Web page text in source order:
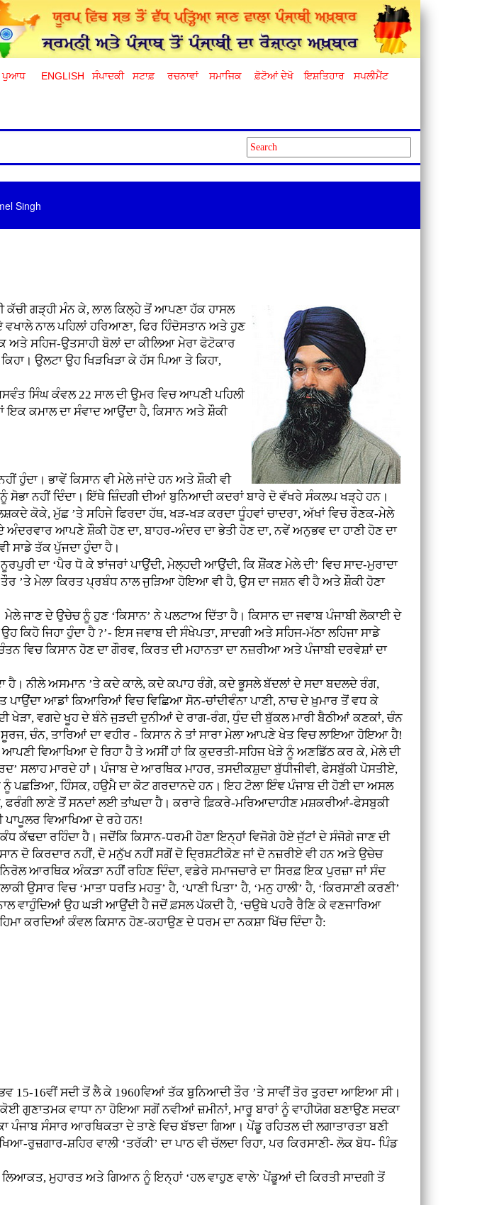
ਪੁਆਧ ENGLISH ਸੰਪਾਦਕੀ ਸਟਾਫ਼ ਰਚਨਾਵਾਂ ਸਮਾਜਿਕ ਫ਼ੋਟੋਆਂ ਦੇਖੋ ਇਸ਼ਤਿਹਾਰ ਸਪਲੀਮੈਂਟ
Singh
ਕੱਚੀ ਗੜ੍ਹੀ ਮੰਨ ਕੇ, ਲਾਲ ਕਿਲ੍ਹੇ ਤੋਂ ਆਪਣਾ ਹੱਕ ਹਾਸਲ
ਨਾਲ ਪਹਿਲਾਂ ਹਰਿਆਣਾ, ਫਿਰ ਹਿੰਦੋਸਤਾਨ ਅਤੇ ਹੁਣ
ਅਤੇ ਸਹਿਜ-ਉਤਸਾਹੀ ਬੋਲਾਂ ਦਾ ਕੀਲਿਆ ਮੇਰਾ ਫੋਟੋਕਾਰ
ਉਲਟਾ ਉਹ ਖਿੜਖਿੜਾ ਕੇ ਹੱਸ ਪਿਆ ਤੇ ਕਿਹਾ,
ਸਿੰਘ ਕੰਵਲ 22 ਸਾਲ ਦੀ ਉਮਰ ਵਿਚ ਆਪਣੀ ਪਹਿਲੀ
ਇਕ ਕਮਾਲ ਦਾ ਸੰਵਾਦ ਆਉਂਦਾ ਹੈ, ਕਿਸਾਨ ਅਤੇ ਸ਼ੌਕੀ
ਹੁੰਦਾ। ਭਾਵੇਂ ਕਿਸਾਨ ਵੀ ਮੇਲੇ ਜਾਂਦੇ ਹਨ ਅਤੇ ਸ਼ੌਕੀ ਵੀ
ਸੋਭਾ ਨਹੀਂ ਦਿੰਦਾ। ਇੱਥੇ ਜ਼ਿੰਦਗੀ ਦੀਆਂ ਬੁਨਿਆਦੀ ਕਦਰਾਂ ਬਾਰੇ ਦੋ ਵੱਖਰੇ ਸੰਕਲਪ ਖੜ੍ਹੇ ਹਨ।
ਕੋਕੇ, ਮੁੱਛ ’ਤੇ ਸਹਿਜੇ ਫਿਰਦਾ ਹੱਥ, ਖੜ-ਖੜ ਕਰਦਾ ਧੂੰਹਵਾਂ ਚਾਦਰਾ, ਅੱਖਾਂ ਵਿਚ ਰੌਣਕ-ਮੇਲੇ
ਅੰਦਰਵਾਰ ਆਪਣੇ ਸ਼ੌਕੀ ਹੋਣ ਦਾ, ਬਾਹਰ-ਅੰਦਰ ਦਾ ਭੇਤੀ ਹੋਣ ਦਾ, ਨਵੇਂ ਅਨੁਭਵ ਦਾ ਹਾਣੀ ਹੋਣ ਦਾ
ਸਾਡੇ ਤੱਕ ਪੁੱਜਦਾ ਹੁੰਦਾ ਹੈ।
ਦਾ ‘ਪੈਰ ਧੋ ਕੇ ਝਾਂਜਰਾਂ ਪਾਉਂਦੀ, ਮੇਲ੍ਹਦੀ ਆਉਂਦੀ, ਕਿ ਸ਼ੌਂਕਣ ਮੇਲੇ ਦੀ’ ਵਿਚ ਸਾਦ-ਮੁਰਾਦਾ
’ਤੇ ਮੇਲਾ ਕਿਰਤ ਪ੍ਰਬੰਧ ਨਾਲ ਜੁੜਿਆ ਹੋਇਆ ਵੀ ਹੈ, ਉਸ ਦਾ ਜਸ਼ਨ ਵੀ ਹੈ ਅਤੇ ਸ਼ੌਕੀ ਹੋਣਾ
ਜਾਣ ਦੇ ਉਚੇਚ ਨੂੰ ਹੁਣ ‘ਕਿਸਾਨ’ ਨੇ ਪਲਟਾਅ ਦਿੱਤਾ ਹੈ। ਕਿਸਾਨ ਦਾ ਜਵਾਬ ਪੰਜਾਬੀ ਲੋਕਾਈ ਦੇ
ਜਿਹਾ ਹੁੰਦਾ ਹੈ ?’- ਇਸ ਜਵਾਬ ਦੀ ਸੰਖੇਪਤਾ, ਸਾਦਗੀ ਅਤੇ ਸਹਿਜ-ਮੱਠਾ ਲਹਿਜਾ ਸਾਡੇ
ਵਿਚ ਕਿਸਾਨ ਹੋਣ ਦਾ ਗੌਰਵ, ਕਿਰਤ ਦੀ ਮਹਾਨਤਾ ਦਾ ਨਜ਼ਰੀਆ ਅਤੇ ਪੰਜਾਬੀ ਦਰਵੇਸ਼ਾਂ ਦਾ
ਨੀਲੇ ਅਸਮਾਨ ’ਤੇ ਕਦੇ ਕਾਲੇ, ਕਦੇ ਕਪਾਹ ਰੰਗੇ, ਕਦੇ ਭੂਸਲੇ ਬੱਦਲਾਂ ਦੇ ਸਦਾ ਬਦਲਦੇ ਰੰਗ,
ਆਡਾਂ ਕਿਆਰਿਆਂ ਵਿਚ ਵਿਛਿਆ ਸੋਨ-ਚਾਂਦੀਵੰਨਾ ਪਾਣੀ, ਨਾਚ ਦੇ ਖ਼ੁਮਾਰ ਤੋਂ ਵਧ ਕੇ
ਵਗਦੇ ਖੂਹ ਦੇ ਬੰਨੇ ਜੁੜਦੀ ਦੁਨੀਆਂ ਦੇ ਰਾਗ-ਰੰਗ, ਧੁੰਦ ਦੀ ਬੁੱਕਲ ਮਾਰੀ ਬੈਠੀਆਂ ਕਣਕਾਂ, ਚੰਨ
ਚੰਨ, ਤਾਰਿਆਂ ਦਾ ਵਹੀਰ - ਕਿਸਾਨ ਨੇ ਤਾਂ ਸਾਰਾ ਮੇਲਾ ਆਪਣੇ ਖੇਤ ਵਿਚ ਲਾਇਆ ਹੋਇਆ ਹੈ!
ਵਿਆਖਿਆ ਦੇ ਰਿਹਾ ਹੈ ਤੇ ਅਸੀਂ ਹਾਂ ਕਿ ਕੁਦਰਤੀ-ਸਹਿਜ ਖੇੜੇ ਨੂੰ ਅਣਡਿੱਠ ਕਰ ਕੇ, ਮੇਲੇ ਦੀ
ਸਲਾਹ ਮਾਰਦੇ ਹਾਂ। ਪੰਜਾਬ ਦੇ ਆਰਥਿਕ ਮਾਹਰ, ਤਸਦੀਕਸ਼ੁਦਾ ਬੁੱਧੀਜੀਵੀ, ਫੇਸਬੁੱਕੀ ਪੋਸਤੀਏ,
ਹਿੰਸਕ, ਹਉਮੈ ਦਾ ਕੋਟ ਗਰਦਾਨਦੇ ਹਨ। ਇਹ ਟੋਲਾ ਇੰਞ ਪੰਜਾਬ ਦੀ ਹੋਣੀ ਦਾ ਅਸਲ
ਲਾਣੇ ਤੋਂ ਸਨਦਾਂ ਲਈ ਤਾਂਘਦਾ ਹੈ। ਕਰਾਰੇ ਫ਼ਿਕਰੇ-ਮਰਿਆਦਾਹੀਣ ਮਸ਼ਕਰੀਆਂ-ਫੇਸਬੁਕੀ
ਪਾਪੂਲਰ ਵਿਆਖਿਆ ਦੇ ਰਹੇ ਹਨ!
ਰਹਿੰਦਾ ਹੈ। ਜਦੋਂਕਿ ਕਿਸਾਨ-ਧਰਮੀ ਹੋਣਾ ਇਨ੍ਹਾਂ ਵਿਜੋਗੇ ਹੋਏ ਜੁੱਟਾਂ ਦੇ ਸੰਜੋਗੇ ਜਾਣ ਦੀ
ਦੋ ਕਿਰਦਾਰ ਨਹੀਂ, ਦੋ ਮਨੁੱਖ ਨਹੀਂ ਸਗੋਂ ਦੋ ਦ੍ਰਿਸ਼ਟੀਕੋਣ ਜਾਂ ਦੋ ਨਜ਼ਰੀਏ ਵੀ ਹਨ ਅਤੇ ਉਚੇਚ
ਆਰਥਿਕ ਅੰਕੜਾ ਨਹੀਂ ਰਹਿਣ ਦਿੰਦਾ, ਵਡੇਰੇ ਸਮਾਜਚਾਰੇ ਦਾ ਸਿਰਫ਼ ਇਕ ਪੁਰਜ਼ਾ ਜਾਂ ਸੰਦ
ਵਿਚ ‘ਮਾਤਾ ਧਰਤਿ ਮਹਤੁ’ ਹੈ, ‘ਪਾਣੀ ਪਿਤਾ’ ਹੈ, ‘ਮਨੁ ਹਾਲੀ’ ਹੈ, ‘ਕਿਰਸਾਣੀ ਕਰਣੀ’
ਵਾਹੁੰਦਿਆਂ ਉਹ ਘੜੀ ਆਉਂਦੀ ਹੈ ਜਦੋਂ ਫ਼ਸਲ ਪੱਕਦੀ ਹੈ, ‘ਚਉਥੇ ਪਹਰੈ ਰੈਣਿ ਕੇ ਵਣਜਾਰਿਆ
ਕਰਦਿਆਂ ਕੰਵਲ ਕਿਸਾਨ ਹੋਣ-ਕਹਾਉਣ ਦੇ ਧਰਮ ਦਾ ਨਕਸ਼ਾ ਖਿੱਚ ਦਿੰਦਾ ਹੈ:
16ਵੀਂ ਸਦੀ ਤੋਂ ਲੈ ਕੇ 1960ਵਿਆਂ ਤੱਕ ਬੁਨਿਆਦੀ ਤੌਰ ’ਤੇ ਸਾਵੀਂ ਤੋਰ ਤੁਰਦਾ ਆਇਆ ਸੀ।
ਗੁਣਾਤਮਕ ਵਾਧਾ ਨਾ ਹੋਇਆ ਸਗੋਂ ਨਵੀਆਂ ਜ਼ਮੀਨਾਂ, ਮਾਰੂ ਬਾਰਾਂ ਨੂੰ ਵਾਹੀਯੋਗ ਬਣਾਉਣ ਸਦਕਾ
ਪੰਜਾਬ ਸੰਸਾਰ ਆਰਥਿਕਤਾ ਦੇ ਤਾਣੇ ਵਿਚ ਬੱਝਦਾ ਗਿਆ। ਪੇਂਡੂ ਰਹਿਤਲ ਦੀ ਲਗਾਤਾਰਤਾ ਬਣੀ
ਰੁਜ਼ਗਾਰ-ਸ਼ਹਿਰ ਵਾਲੀ ‘ਤਰੱਕੀ’ ਦਾ ਪਾਠ ਵੀ ਚੱਲਦਾ ਰਿਹਾ, ਪਰ ਕਿਰਸਾਣੀ- ਲੋਕ ਬੋਧ- ਪਿੰਡ
ਮੁਹਾਰਤ ਅਤੇ ਗਿਆਨ ਨੂੰ ਇਨ੍ਹਾਂ ‘ਹਲ ਵਾਹੁਣ ਵਾਲੇ’ ਪੇਂਡੂਆਂ ਦੀ ਕਿਰਤੀ ਸਾਦਗੀ ਤੋਂ